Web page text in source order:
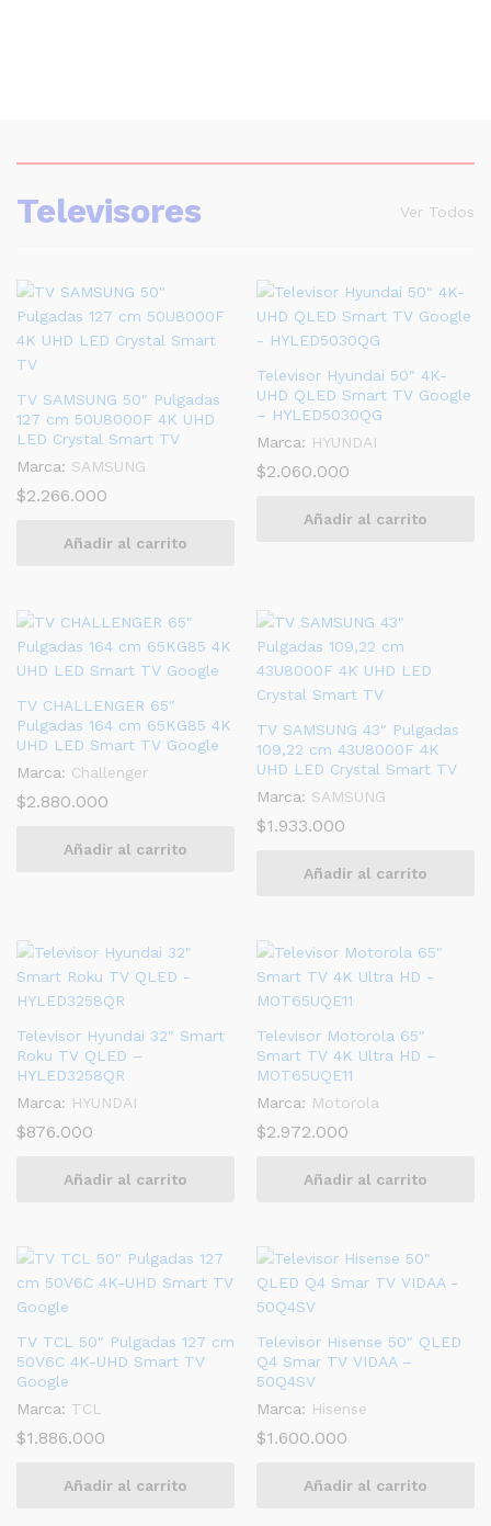
Televisores Ver Todos
TV SAMSUNG 50″ Pulgadas
127 cm 50U8000F 4K UHD
LED Crystal Smart TV
Marca: SAMSUNG
$2.266.000
Añadir al carrito
Televisor Hyundai 50″ 4K-
UHD QLED Smart TV Google
– HYLED5030QG
Marca: HYUNDAI
$2.060.000
Añadir al carrito
TV CHALLENGER 65″
Pulgadas 164 cm 65KG85 4K
UHD LED Smart TV Google
Marca: Challenger
$2.880.000
Añadir al carrito
TV SAMSUNG 43″ Pulgadas
109,22 cm 43U8000F 4K
UHD LED Crystal Smart TV
Marca: SAMSUNG
$1.933.000
Añadir al carrito
Televisor Hyundai 32″ Smart
Roku TV QLED –
HYLED3258QR
Marca: HYUNDAI
$876.000
Añadir al carrito
Televisor Motorola 65″
Smart TV 4K Ultra HD –
MOT65UQE11
Marca: Motorola
$2.972.000
Añadir al carrito
TV TCL 50″ Pulgadas 127 cm
50V6C 4K-UHD Smart TV
Google
Marca: TCL
$1.886.000
Añadir al carrito
Televisor Hisense 50″ QLED
Q4 Smar TV VIDAA –
50Q4SV
Marca: Hisense
$1.600.000
Añadir al carrito